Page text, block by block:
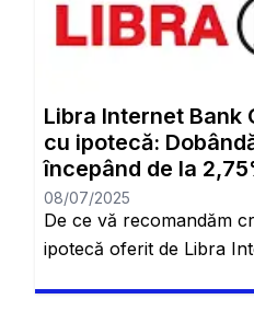
de multe persoane
un singur loc și chiar […]
Libra Internet Bank
cu ipotecă:
începând de la
08/07/2025
De ce vă recomandăm
ipotecă oferit de Libra